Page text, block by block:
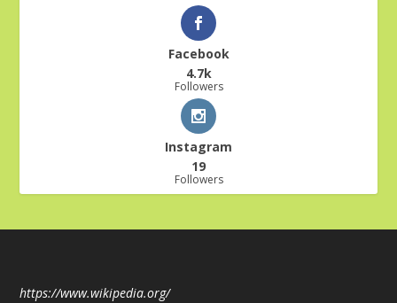
Facebook
4.7k
Followers
Instagram
19
Followers
https://www.wikipedia.org/